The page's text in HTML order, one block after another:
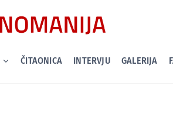
ČITAONICA INTERVJU GALERIJA